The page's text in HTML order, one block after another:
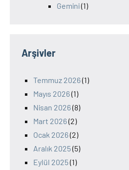
Gemini(1)
Arşivler
Temmuz 2026(1)
Mayıs 2026(1)
Nisan 2026(8)
Mart 2026(2)
Ocak 2026(2)
Aralık 2025(5)
Eylül 2025(1)